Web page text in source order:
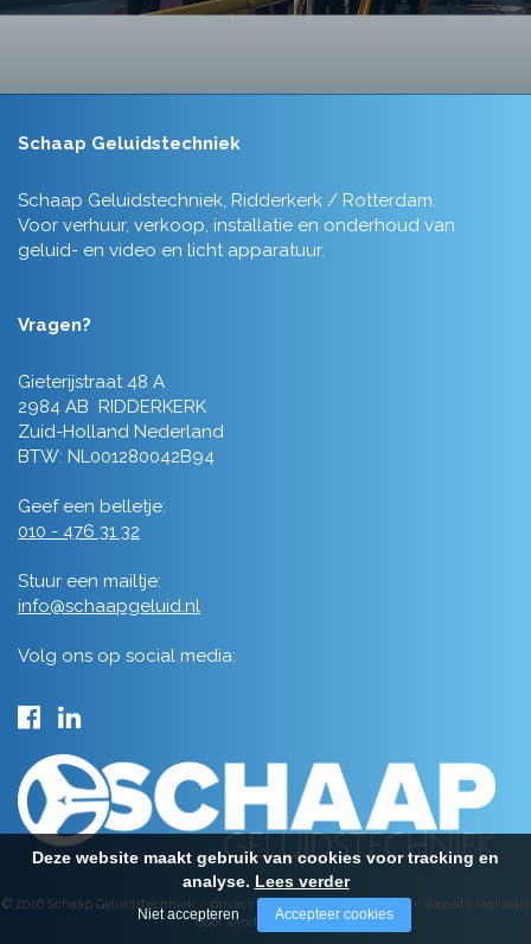
Schaap Geluidstechniek
Schaap Geluidstechniek, Ridderkerk / Rotterdam.
Voor verhuur, verkoop, installatie en onderhoud van
geluid- en video en licht apparatuur.
Vragen?
Gieterijstraat 48 A
2984 AB RIDDERKERK
Zuid-Holland Nederland
BTW: NL001280042B94
Geef een belletje:
010 - 476 31 32
Stuur een mailtje:
info@schaapgeluid.nl
Volg ons op social media:
© 2026 Schaap Geluidstechniek - privacy - algemene voorwaarden- Website realisatie
door Vanderperk Groep
Deze website maakt gebruik van cookies voor tracking en
analyse. Lees verder
Niet accepteren Accepteer cookies